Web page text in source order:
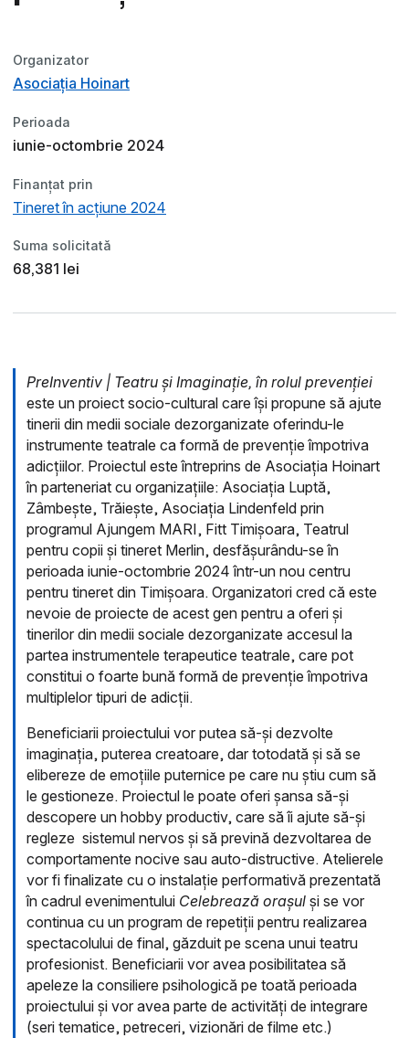
Organizator
Asociația Hoinart
Perioada
iunie-octombrie 2024
Finanțat prin
Tineret în acțiune 2024
Suma solicitată
68,381 lei
PreInventiv | Teatru și Imaginație, în rolul prevenției
este un proiect socio-cultural care își propune să ajute
tinerii din medii sociale dezorganizate oferindu-le
instrumente teatrale ca formă de prevenție împotriva
adicțiilor. Proiectul este întreprins de Asociația Hoinart
în parteneriat cu organizațiile: Asociația Luptă,
Zâmbește, Trăiește, Asociația Lindenfeld prin
programul Ajungem MARI, Fitt Timișoara, Teatrul
pentru copii și tineret Merlin, desfășurându-se în
perioada iunie-octombrie 2024 într-un nou centru
pentru tineret din Timișoara. Organizatori cred că este
nevoie de proiecte de acest gen pentru a oferi și
tinerilor din medii sociale dezorganizate accesul la
partea instrumentele terapeutice teatrale, care pot
constitui o foarte bună formă de prevenție împotriva
multiplelor tipuri de adicții.
Beneficiarii proiectului vor putea să-și dezvolte
imaginația, puterea creatoare, dar totodată și să se
elibereze de emoțiile puternice pe care nu știu cum să
le gestioneze. Proiectul le poate oferi șansa să-și
descopere un hobby productiv, care să îi ajute să-și
regleze sistemul nervos și să prevină dezvoltarea de
comportamente nocive sau auto-distructive. Atelierele
vor fi finalizate cu o instalație performativă prezentată
în cadrul evenimentului Celebrează orașul și se vor
continua cu un program de repetiții pentru realizarea
spectacolului de final, găzduit pe scena unui teatru
profesionist. Beneficiarii vor avea posibilitatea să
apeleze la consiliere psihologică pe toată perioada
proiectului și vor avea parte de activități de integrare
(seri tematice, petreceri, vizionări de filme etc.)